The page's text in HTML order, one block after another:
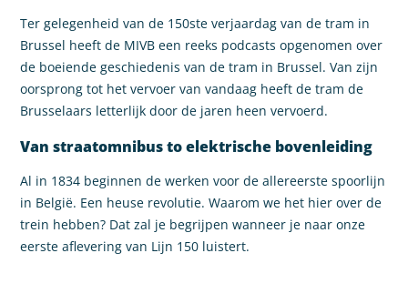
Ter gelegenheid van de 150ste verjaardag van de tram in
Brussel heeft de MIVB een reeks podcasts opgenomen over
de boeiende geschiedenis van de tram in Brussel. Van zijn
oorsprong tot het vervoer van vandaag heeft de tram de
Brusselaars letterlijk door de jaren heen vervoerd.
Van straatomnibus to elektrische bovenleiding
Al in 1834 beginnen de werken voor de allereerste spoorlijn
in België. Een heuse revolutie. Waarom we het hier over de
trein hebben? Dat zal je begrijpen wanneer je naar onze
eerste aflevering van Lijn 150 luistert.